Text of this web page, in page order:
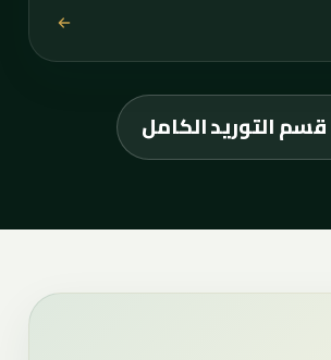
التوريد الكامل